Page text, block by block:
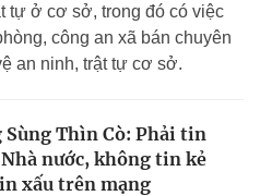
tự ở cơ sở, trong đó có việc
công an xã bán chuyên
an ninh, trật tự cơ sở.
Sùng Thìn Cò: Phải tin
nước, không tin kẻ
xấu trên mạng